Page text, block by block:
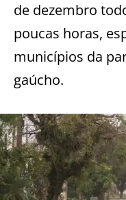
de dezembro
poucas horas,
municípios da
gaúcho.